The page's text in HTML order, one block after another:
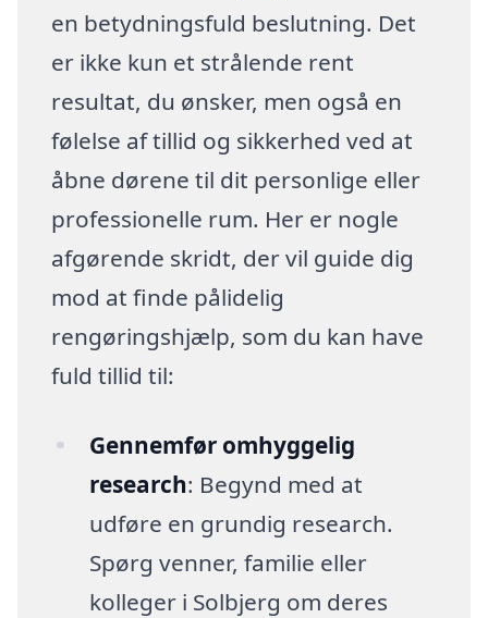
en betydningsfuld beslutning. Det
er ikke kun et strålende rent
resultat, du ønsker, men også en
følelse af tillid og sikkerhed ved at
åbne dørene til dit personlige eller
professionelle rum. Her er nogle
afgørende skridt, der vil guide dig
mod at finde pålidelig
rengøringshjælp, som du kan have
fuld tillid til:
Gennemfør omhyggelig
research: Begynd med at
udføre en grundig research.
Spørg venner, familie eller
kolleger i Solbjerg om deres